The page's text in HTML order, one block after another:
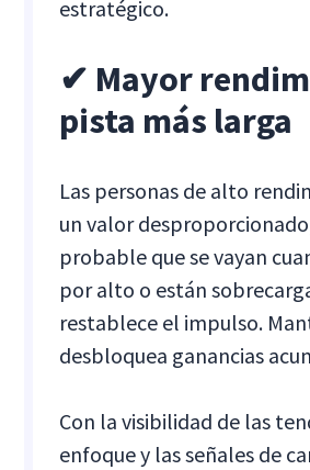
estratégico.
✔ Mayor
pista más larga
Las personas de alto
un valor
probable que se vayan
por alto o están
restablece el impulso.
desbloquea ganancias
Con la visibilidad de las
enfoque y las señales de